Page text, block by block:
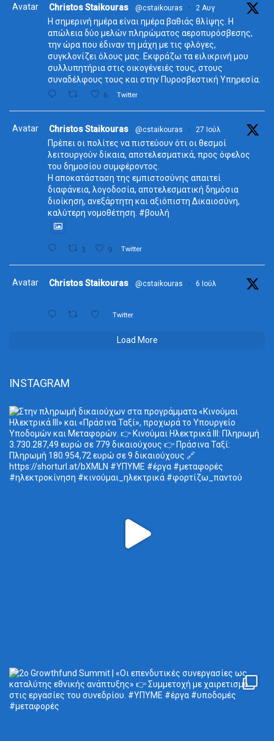
Avatar Christos Staikouras @cstaikouras · 2 Αυγ
Η σημερινή ημέρα είναι ημέρα βαθιάς θλίψης. Η
απώλεια δύο μελών πληρώματος αεροπυρόσβεσης,
την ώρα που έδιναν τη μάχη με τις φλόγες,
συγκλονίζει όλους μας. Εκφράζω τα ειλικρινή μου
συλλυπητήρια στις οικογένειές τους, στους
συναδέλφους τους και στην Πυροσβεστική Υπηρεσία.
6 Twitter
Avatar Christos Staikouras @cstaikouras · 27 Ιούλ
Πρέπει οι πολίτες να πιστεύουν ότι οι θεσμοί
λειτουργούν δίκαια, αποτελεσματικά, προς όφελος
του δημοσίου συμφέροντος.
Η αποκατάσταση της εμπιστοσύνης απαιτεί
διαφάνεια, λογοδοσία, αποτελεσματική δημόσια
διοίκηση, ανεξάρτητη και αξιόπιστη Δικαιοσύνη,
καλύτερη νομοθέτηση. #βουλή
3 9 Twitter
Avatar Christos Staikouras @cstaikouras · 6 Ιούλ
Twitter
Load More
INSTAGRAM